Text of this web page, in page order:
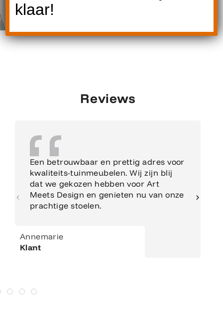
Reviews
Een betrouwbaar en prettig adres voor
kwaliteits-tuinmeubelen. Wij zijn blij
dat we gekozen hebben voor Art
Meets Design en genieten nu van onze
prachtige stoelen.
Annemarie
Klant
klaar!